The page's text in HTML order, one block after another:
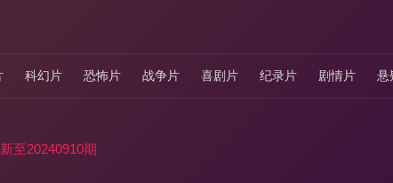
科幻片 恐怖片 战争片 喜剧片 纪录片 剧情片 悬
至20240910期